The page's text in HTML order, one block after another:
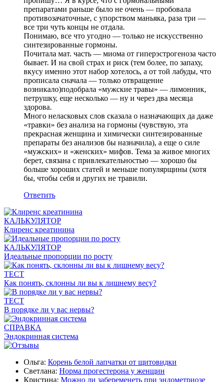
препаратами раньше было не очень — пробовала
противозачаточные, с упорством маньяка, раза три —
все три чуть концы не отдала.
Понимаю, все что угодно — только не искусственно
синтезированные гормоны.
Почитала мат. часть — миома от гиперэстрогеноза часто
бывает. И на свой страх и риск (тем более, по запаху,
вкусу именно этот набор хотелось, а от той лабуды, что
прописала сначала — только отвращение
возникало)подобрала «мужские травы» — лимонник,
петрушку, еще несколько — ну и через два месяца
здорова.
Много неласковых слов сказала о назначающих да даже
«травки» без анализа на гормоны (чувствую, эта
прекрасная женщина и химически синтезированные
препараты без анализов бы назначила), а еще о силе
«мужских» и «женских» мифов. Тема за живое многих
берет, связана с привлекательностью — хорошо бы
больше хороших статей и меньше популярщины (хотя
бы, чтобы себя и других не травили.
Ответить
КАЛЬКУЛЯТОР
Клиренс креатинина
КАЛЬКУЛЯТОР
Идеальные пропорции по росту
ТЕСТ
Как понять, склонны ли вы к лишнему весу?
ТЕСТ
В порядке ли у вас нервы?
СПРАВКА
Эндокринная система
Ольга: Корень белой лапчатки от щитовидки
Светлана: Норма прогестерона у женщин
Кристина: Можно ли забеременеть при эндометриозе